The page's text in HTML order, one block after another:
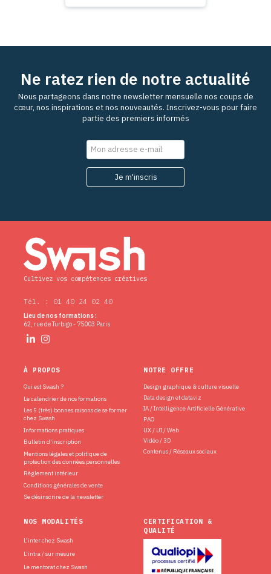
Ne ratez rien de notre actualité
Nous partageons dans notre newsletter mensuelle nos coups de
cœur, nos inspirations et nos nouveautés. Inscrivez-vous pour faire
partie des premiers informés
Cultivez vos compétences créatives
Tél. : 01 40 24 02 40
Lieu de nos formations :
62, rue de Turbigo - 75003 Paris
À PROPOS
Qui est Swash ?
Le calendrier de nos formations
Les 5 (très) bonnes raisons de se former
chez Swash
Informations pratiques
Bulletin d’inscription
Mentions légales et politique de
protection des données personnelles
Règlement intérieur
Conditions générales de vente
Se désinscrire de la newsletter
NOTRE OFFRE
Design graphique & culture visuelle
Data design et dataviz
IA / Intelligence Artificielle Générative
PAO
UX / UI / Web
Vidéo / 3D
Contenus / Réseaux sociaux
NOS MODALITÉS
L’inter chez Swash
L’intra / sur mesure
Le mentorat chez Swash
CERTIFICATION &
QUALITÉ